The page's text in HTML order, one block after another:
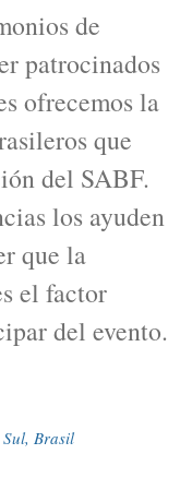
de
patrocinados
ofrecemos la
que
del SABF.
los ayuden
que la
el factor
del evento.
Brasil